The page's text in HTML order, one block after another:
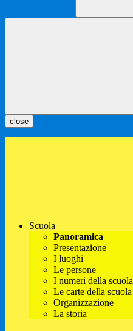
close
Scuola
Panoramica
Presentazione
I luoghi
Le persone
I numeri della scuola
Le carte della scuola
Organizzazione
La storia